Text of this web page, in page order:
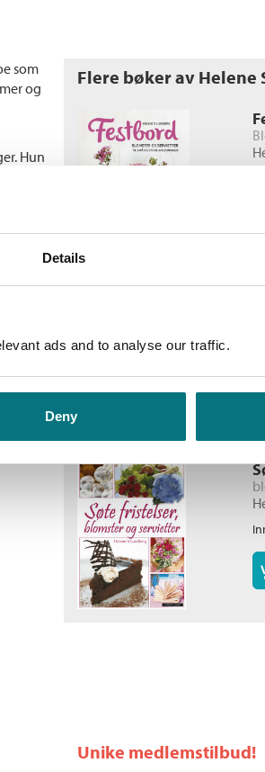
Details
ads and to analyse our traffic.
Deny
som
og
Hun
kan
Flere bøker av Helene
Unike medlemstilbud!